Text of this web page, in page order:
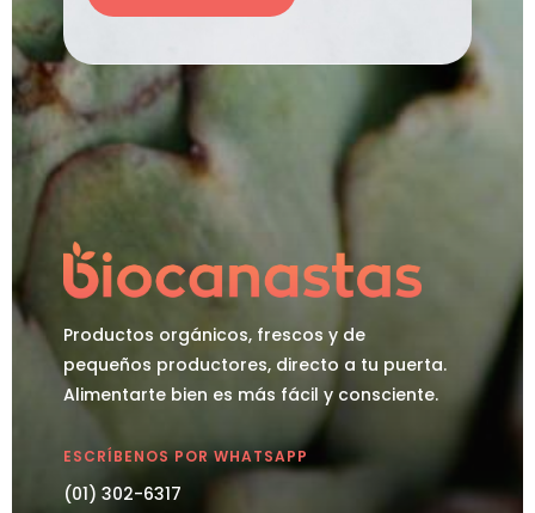
Productos orgánicos, frescos y de
pequeños productores, directo a tu puerta.
Alimentarte bien es más fácil y consciente.
ESCRÍBENOS POR WHATSAPP
(01) 302-6317